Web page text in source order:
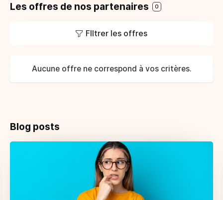
Les offres de nos partenaires 0
FIltrer les offres
Aucune offre ne correspond à vos critères.
Blog posts